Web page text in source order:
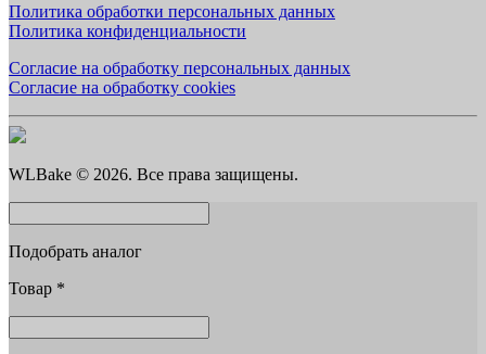
Политика обработки персональных данных
Политика конфиденциальности
Согласие на обработку персональных данных
Согласие на обработку cookies
WLBake © 2026. Все права защищены.
Подобрать аналог
Товар *